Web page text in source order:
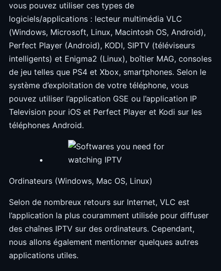
vous pouvez utiliser ces types de
logiciels/applications : lecteur multimédia VLC
(Windows, Microsoft, Linux, Macintosh OS, Android),
Perfect Player (Android), KODI, SIPTV (téléviseurs
intelligents) et Enigma2 (Linux), boîtier MAG, consoles
de jeu telles que PS4 et Xbox, smartphones. Selon le
système d’exploitation de votre téléphone, vous
pouvez utiliser l’application GSE ou l’application IP
Television pour iOS et Perfect Player et Kodi sur les
téléphones Android.
Ordinateurs (Windows, Mac OS, Linux)
Selon de nombreux retours sur Internet, VLC est
l’application la plus couramment utilisée pour diffuser
des chaînes IPTV sur des ordinateurs. Cependant,
nous allons également mentionner quelques autres
applications utiles.